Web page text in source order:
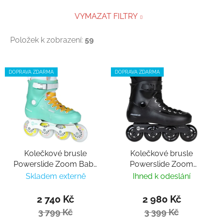
VYMAZAT FILTRY
Položek k zobrazení: 59
Výpis produktů
DOPRAVA ZDARMA
Kolečkové brusle
Powerslide Zoom Baby
Blue 80
Skladem externě
2 740 Kč
3 799 Kč
DOPRAVA ZDARMA
Kolečkové brusle
Powerslide Zoom
Black 80
Ihned k odeslání
2 980 Kč
3 399 Kč